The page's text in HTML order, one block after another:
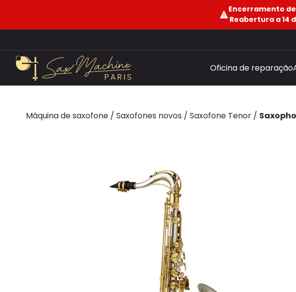
Encerramento
Reabertura a 14
Oficina de reparação
Máquina de saxofone / Saxofones novos / Saxofone Tenor /